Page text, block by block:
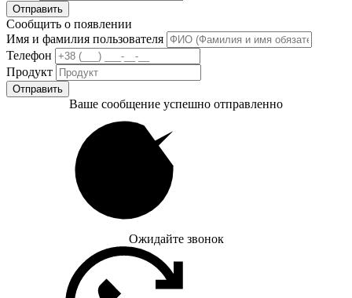
Отправить
Сообщить о появлении
Имя и фамилия пользователя
Телефон
Продукт
Отправить
Ваше сообщение успешно отправленно
Ожидайте звонок